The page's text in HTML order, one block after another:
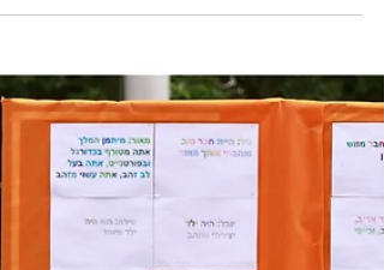
Oren Mizrahil
חדר הכושר "עמית לכושר"
חניכת חדר הכושר "עמית לכושר" שנבנה עבור מחלקת
הנוער במועדון הפועל כפר סבא לזכרו של עמית
היקר מכל שלנו. דברים שאמרתי במהלך האירוע:...